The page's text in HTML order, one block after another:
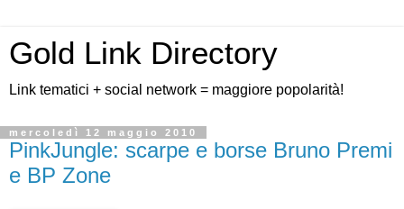
Gold Link Directory
Link tematici + social network = maggiore popolarità!
mercoledì 12 maggio 2010
PinkJungle: scarpe e borse Bruno Premi
e BP Zone